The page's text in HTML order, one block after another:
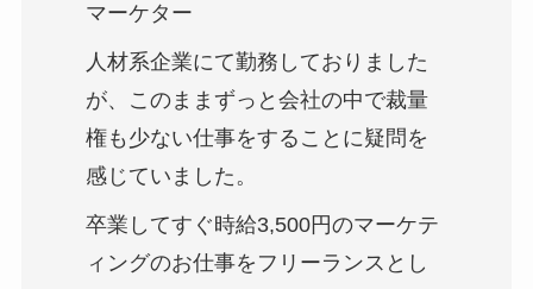
マーケター
人材系企業にて勤務しておりました
が、このままずっと会社の中で裁量
権も少ない仕事をすることに疑問を
感じていました。
卒業してすぐ時給3,500円のマーケテ
ィングのお仕事をフリーランスとし